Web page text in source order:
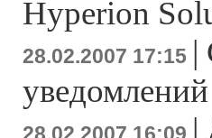
Hyperion
28.02.2007 17:15 |
|